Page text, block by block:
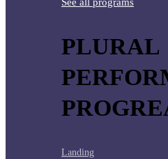
PLURAL
Landing